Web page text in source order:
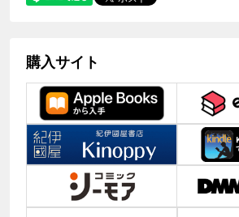
購入サイト